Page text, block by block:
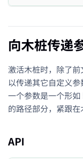
向木桩传递
激活木桩时，除了
以传递其它自定义参
一个参数是一个形
的路径部分，紧跟在
API